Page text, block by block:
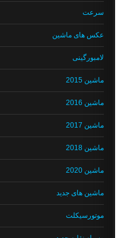
سرعت
عکس های ماشین
لامبورگینی
ماشین 2015
ماشین 2016
ماشین 2017
ماشین 2018
ماشین 2020
ماشین های جدید
موتورسیکلت